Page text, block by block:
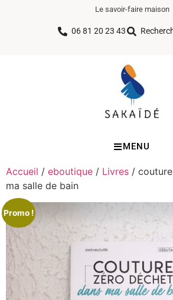
Le savoir-faire maison
06 81 20 23 43
MENU
Accueil / eboutique / Livres /
ma salle de bain
Promo !